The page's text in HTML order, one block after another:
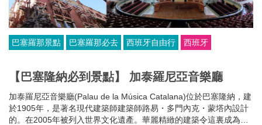
巴塞羅那景點 巴塞羅那必去 西班牙自由行 西班牙
【巴塞隆納必到景點】 加泰羅尼亞音樂廳
加泰羅尼亞音樂廳(Palau de la Música Catalana)位於巴塞隆納，建
於1905年，是著名現代建築師建築師路易・多門內克・蒙塔內設計
的。在2005年被列入世界文化遺產。華麗精緻的建築令這裏成為巴